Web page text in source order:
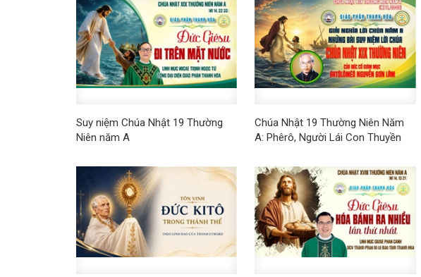
Suy niệm Chúa Nhật 19 Thường
Niên năm A
Chúa Nhật 19 Thường Niên Năm
A: Phêrô, Người Lái Con Thuyền